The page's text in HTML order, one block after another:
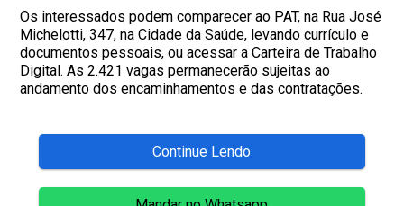
Os interessados podem comparecer ao PAT, na Rua José
Michelotti, 347, na Cidade da Saúde, levando currículo e
documentos pessoais, ou acessar a Carteira de Trabalho
Digital. As 2.421 vagas permanecerão sujeitas ao
andamento dos encaminhamentos e das contratações.
Continue Lendo